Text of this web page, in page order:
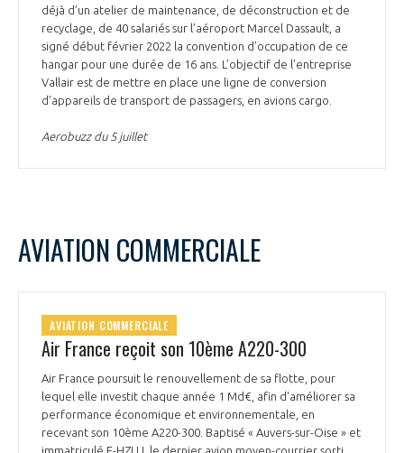
déjà d’un atelier de maintenance, de déconstruction et de
recyclage, de 40 salariés sur l’aéroport Marcel Dassault, a
signé début février 2022 la convention d’occupation de ce
hangar pour une durée de 16 ans. L’objectif de l’entreprise
Vallair est de mettre en place une ligne de conversion
d’appareils de transport de passagers, en avions cargo.
Aerobuzz du 5 juillet
AVIATION COMMERCIALE
AVIATION COMMERCIALE
Air France reçoit son 10ème A220-300
Air France poursuit le renouvellement de sa flotte, pour
lequel elle investit chaque année 1 Md€, afin d'améliorer sa
performance économique et environnementale, en
recevant son 10ème A220-300. Baptisé « Auvers-sur-Oise » et
immatriculé F-HZUJ, le dernier avion moyen-courrier sorti